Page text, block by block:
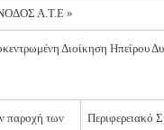
Α.Τ.Ε »
Διοίκηση Ηπείρου
παροχή των
Περιφερειακό